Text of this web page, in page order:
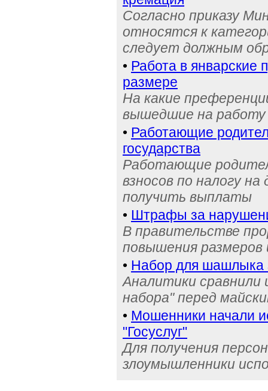
Согласно приказу
относятся к
следует должным
• Работа в январские
размере
На какие
вышедшие на работу
• Работающие
государства
Работающие
взносов по налогу
получить выплаты
• Штрафы за
В правительстве
повышения
• Набор для шашлыка
Аналитики
набора" перед
• Мошенники начали
"Госуслуг"
Для получения
злоумышленники